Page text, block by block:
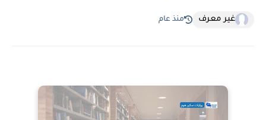
غير معرف منذ عام